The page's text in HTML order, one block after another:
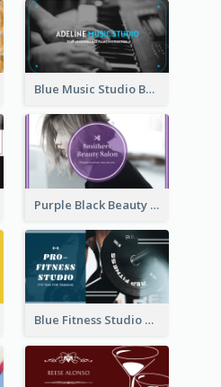
Blue Music Studio Business Card
Purple Black Beauty Salon Business Card
Blue Fitness Studio Business Card